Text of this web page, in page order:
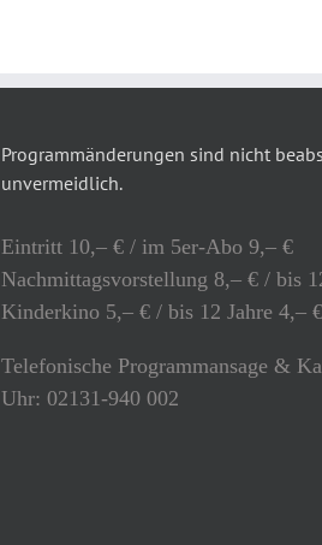
Programmänderungen sind nicht
unvermeidlich.
Eintritt 10,– € / im 5er-Abo 9,– €
Nachmittagsvorstellung 8,– € / bis
Kinderkino 5,– € / bis 12 Jahre 4,– €
Telefonische Programmansage &
Uhr: 02131-940 002